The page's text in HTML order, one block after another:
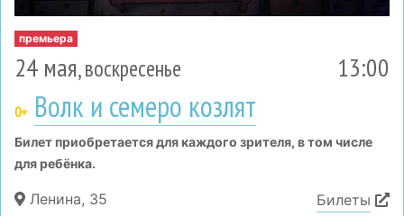
премьера
24 мая, воскресенье 13:00
0+ Волк и семеро козлят
Билет приобретается для каждого зрителя, в том числе
для ребёнка.
Ленина, 35 Билеты